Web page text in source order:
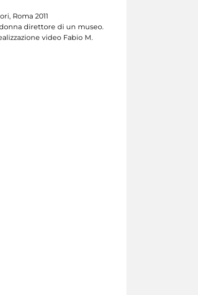
Roma 2011
direttore di un museo.
video Fabio M.